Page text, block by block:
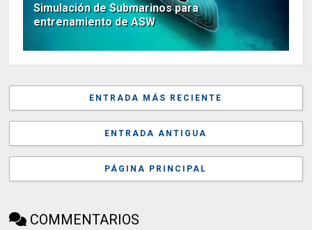
Simulación de Submarinos para
entrenamiento de ASW
ENTRADA MÁS RECIENTE
ENTRADA ANTIGUA
PÁGINA PRINCIPAL
COMMENTARIOS